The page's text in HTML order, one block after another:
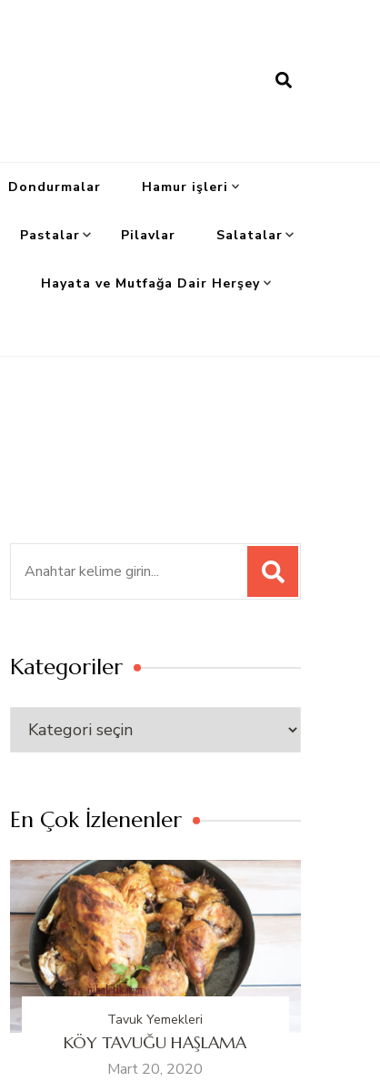
Dondurmalar Hamur işleri
Pastalar Pilavlar Salatalar
Hayata ve Mutfağa Dair Herşey
Kategoriler
Kategoriler
En Çok İzlenenler
Tavuk Yemekleri
KÖY TAVUĞU HAŞLAMA
Mart 20, 2020